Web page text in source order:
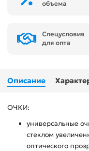
объема
Спецусловия
для опта
Описание
ОЧКИ:
универсальные
стеклом
оптического